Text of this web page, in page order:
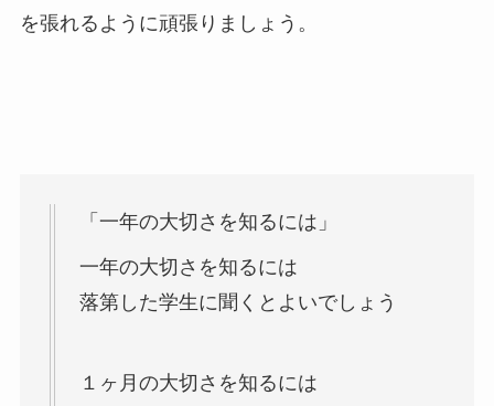
を張れるように頑張りましょう。
「一年の大切さを知るには」
一年の大切さを知るには
落第した学生に聞くとよいでしょう
１ヶ月の大切さを知るには